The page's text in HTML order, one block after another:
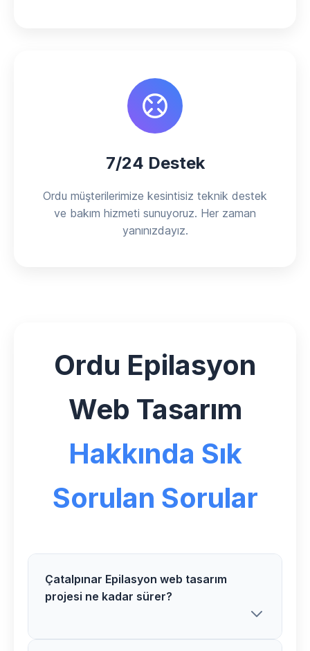
7/24 Destek
Ordu müşterilerimize kesintisiz teknik destek
ve bakım hizmeti sunuyoruz. Her zaman
yanınızdayız.
Ordu Epilasyon
Web Tasarım
Hakkında Sık
Sorulan Sorular
Çatalpınar Epilasyon web tasarım
projesi ne kadar sürer?